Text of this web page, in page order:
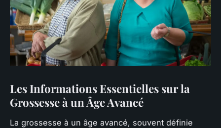
Les Informations Essentielles sur la
Grossesse à un Âge Avancé
La grossesse à un âge avancé, souvent définie